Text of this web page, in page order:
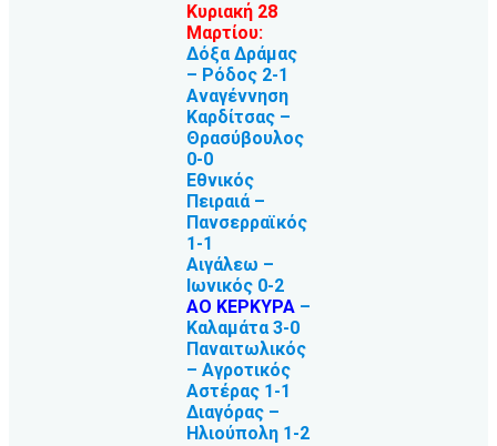
Κυριακή 28
Μαρτίου:
Δόξα Δράμας
– Ρόδος 2-1
Αναγέννηση
Καρδίτσας –
Θρασύβουλος
0-0
Εθνικός
Πειραιά –
Πανσερραϊκός
1-1
Αιγάλεω –
Ιωνικός 0-2
ΑΟ ΚΕΡΚΥΡΑ –
Καλαμάτα 3-0
Παναιτωλικός
– Αγροτικός
Αστέρας 1-1
Διαγόρας –
Ηλιούπολη 1-2